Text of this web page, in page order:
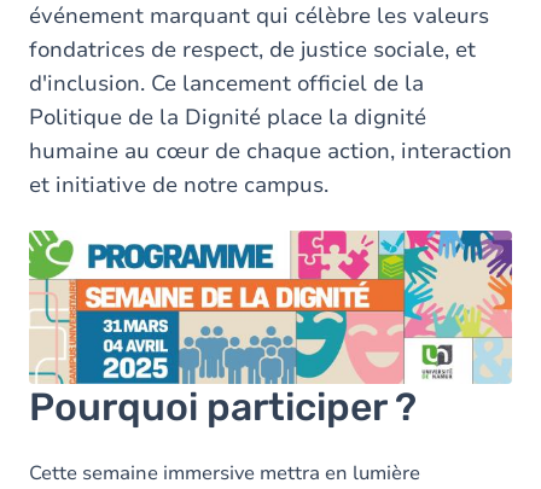
événement marquant qui célèbre les valeurs
fondatrices de respect, de justice sociale, et
d'inclusion. Ce lancement officiel de la
Politique de la Dignité place la dignité
humaine au cœur de chaque action, interaction
et initiative de notre campus.​
Pourquoi participer ?​
Cette semaine immersive mettra en lumière